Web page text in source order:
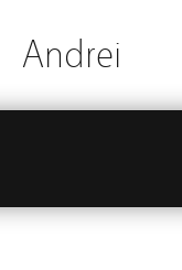
Andrei